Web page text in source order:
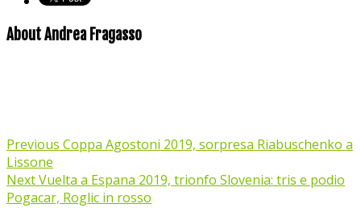
About Andrea Fragasso
Previous Coppa Agostoni 2019, sorpresa Riabuschenko a
Lissone
NextVuelta a Espana 2019, trionfo Slovenia: tris e podio
Pogacar, Roglic in rosso